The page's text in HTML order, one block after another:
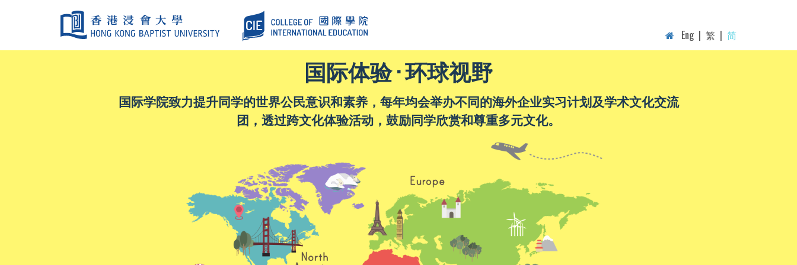
Eng | 繁 | 简
国际体验 · 环球视野
国际学院致力提升同学的世界公民意识和素养，每年均会举办不同的海外企业实习计划及学术文化交流
团，透过跨文化体验活动，鼓励同学欣赏和尊重多元文化。